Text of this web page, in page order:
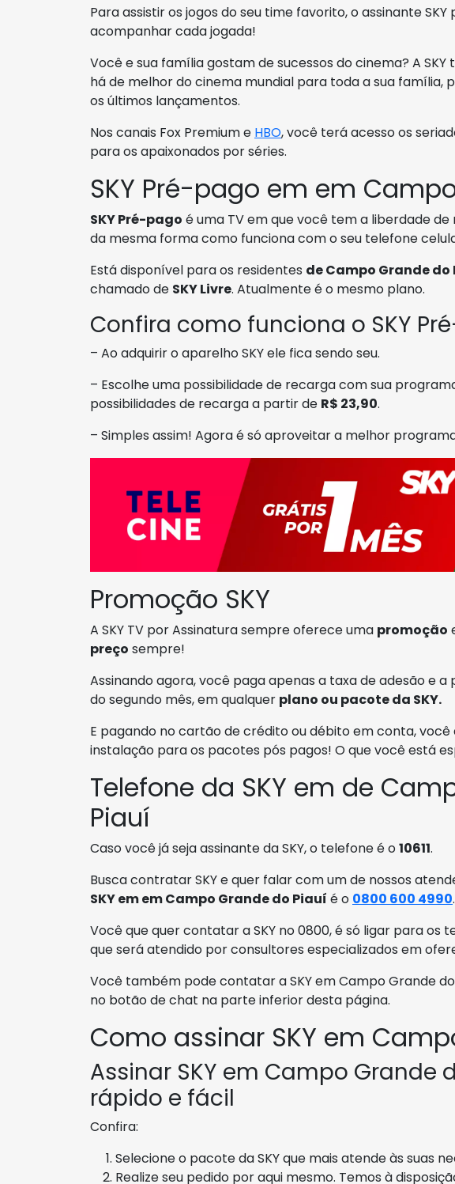
Para assistir os jogos do seu time favorito, o assinante SKY
acompanhar cada jogada!
Você e sua família gostam de sucessos do cinema? A SKY
há de melhor do cinema mundial para toda a sua família,
os últimos lançamentos.
Nos canais Fox Premium e HBO, você terá acesso os
para os apaixonados por séries.
SKY Pré-pago em em
SKY Pré-pago é uma TV em que você tem a liberdade
da mesma forma como funciona com o seu telefone
Está disponível para os residentes de Campo Grande do
chamado de SKY Livre. Atualmente é o mesmo plano.
Confira como funciona o SKY
– Ao adquirir o aparelho SKY ele fica sendo seu.
– Escolhe uma possibilidade de recarga com sua
possibilidades de recarga a partir de R$ 23,90.
– Simples assim! Agora é só aproveitar a melhor
Promoção SKY
A SKY TV por Assinatura sempre oferece uma promoção
preço sempre!
Assinando agora, você paga apenas a taxa de adesão e
do segundo mês, em qualquer plano ou pacote da SKY.
E pagando no cartão de crédito ou débito em conta,
instalação para os pacotes pós pagos! O que você está
Telefone da SKY em de
Piauí
Caso você já seja assinante da SKY, o telefone é o10611.
Busca contratar SKY e quer falar com um de nossos
SKY em em Campo Grande do Piauí é o 0800 600 4990.
Você que quer contatar a SKY no 0800, é só ligar para os
que será atendido por consultores especializados em
Você também pode contatar a SKY em Campo Grande
no botão de chat na parte inferior desta página.
Como assinar SKY em
Assinar SKY em Campo Grande
rápido e fácil
Confira:
Selecione o pacote da SKY que mais atende às suas
Realize seu pedido por aqui mesmo. Temos à